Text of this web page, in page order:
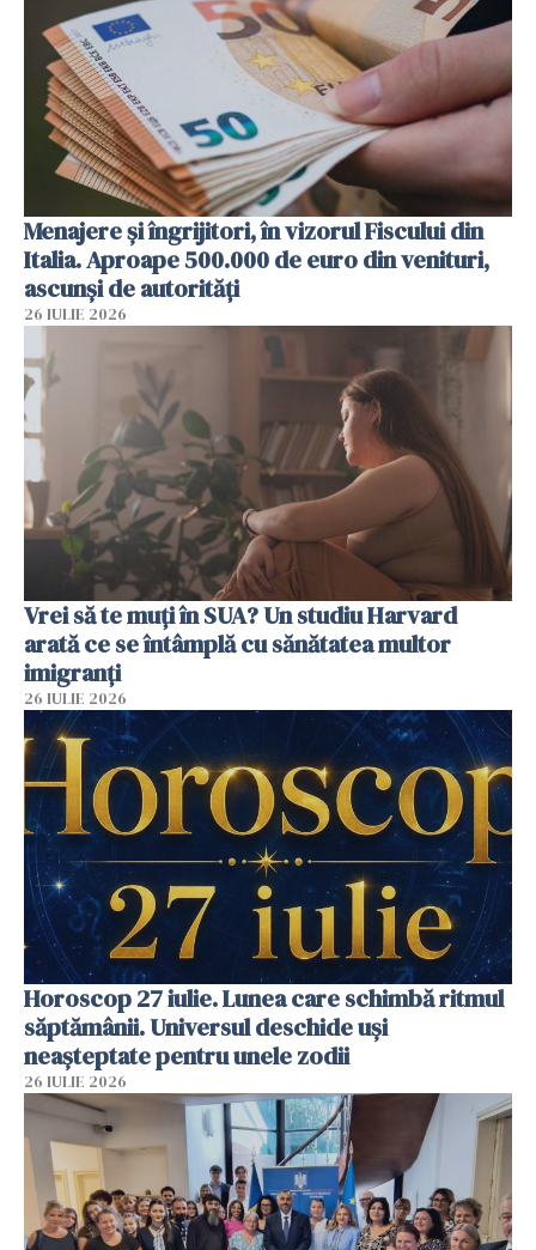
Menajere și îngrijitori, în vizorul Fiscului din
Italia. Aproape 500.000 de euro din venituri,
ascunși de autorități
26 IULIE 2026
Vrei să te muți în SUA? Un studiu Harvard
arată ce se întâmplă cu sănătatea multor
imigranți
26 IULIE 2026
Horoscop 27 iulie. Lunea care schimbă ritmul
săptămânii. Universul deschide uși
neașteptate pentru unele zodii
26 IULIE 2026